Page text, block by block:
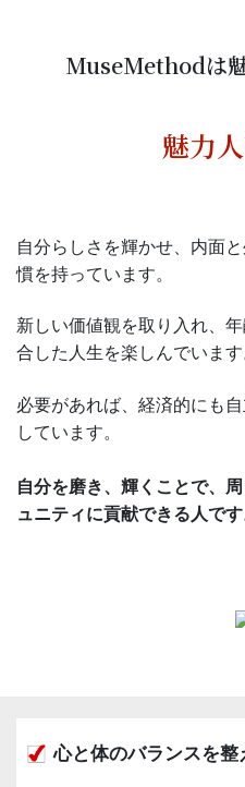
MuseMethodは
魅力
自分らしさを輝かせ、内面
慣を持っています。
新しい価値観を取り入れ、
合した人生を楽しんでいます
必要があれば、経済的にも
しています。
自分を磨き、輝くことで、
ュニティに貢献できる人です
心と体のバランスを整